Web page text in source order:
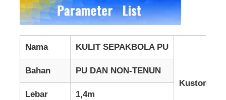
Nama KULIT SEPAKBOLA PU
Bahan PU DAN NON-TENUN
Lebar 1,4m